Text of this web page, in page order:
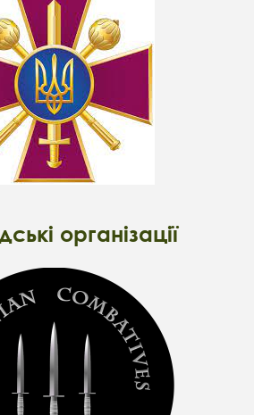
організації